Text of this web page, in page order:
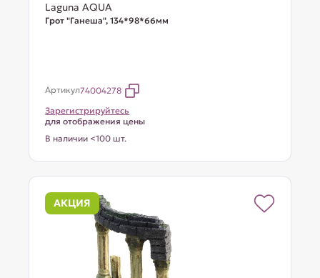
Laguna AQUA
Грот "Ганеша", 134*98*66мм
Артикул74004278
Зарегистрируйтесь
для отображения цены
В наличии <100 шт.
АКЦИЯ